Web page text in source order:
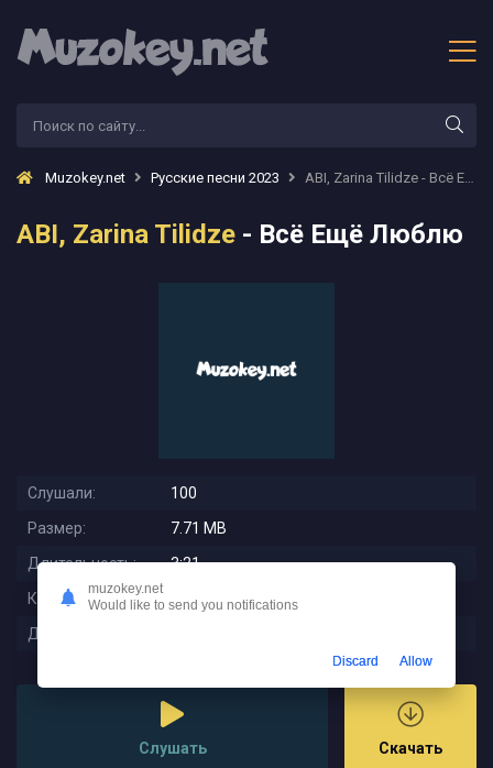
Muzokey.net Русские песни 2023 ABI, Zarina Tilidze - Всё Ещё Люблю
ABI, Zarina Tilidze - Всё Ещё Люблю
Слушали:
100
Размер:
7.71 MB
Длительность:
3:21
Качество:
320 kbps
Дата релиза:
Слушать Скачать
muzokey.net
Would like to send you notifications
Discard Allow